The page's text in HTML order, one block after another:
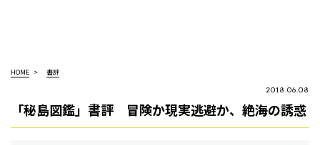
HOME 書評
2018.06.08
「秘島図鑑」書評 冒険か現実逃避か、絶海の誘惑